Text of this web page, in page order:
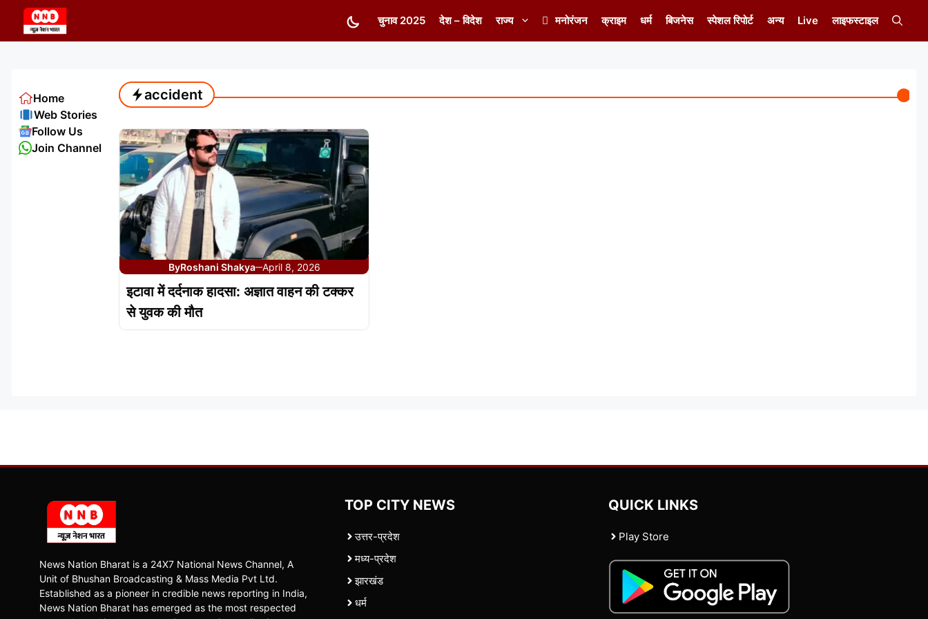
content
चुनाव 2025 देश – विदेश राज्य मनोरंजन क्राइम धर्म बिजनेस स्पेशल रिपोर्ट अन्य Live लाइफस्टाइल
accident
ByRoshani Shakya—April 8, 2026
इटावा में दर्दनाक हादसा: अज्ञात वाहन की टक्कर
से युवक की मौत
Home
Web Stories
Follow Us
Join Channel
News Nation Bharat is a 24X7 National News Channel, A
Unit of Bhushan Broadcasting & Mass Media Pvt Ltd.
Established as a pioneer in credible news reporting in India,
News Nation Bharat has emerged as the most respected
TOP CITY NEWS
उत्तर-प्रदेश
मध्य-प्रदेश
झारखंड
धर्म
QUICK LINKS
Play Store